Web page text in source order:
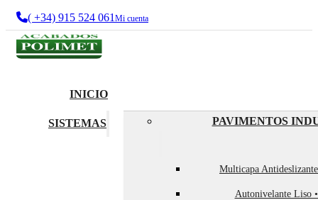
( +34) 915 524 061 Mi cuenta
INICIO
SISTEMAS PAVIMENTOS
Multicapa
Autonivelante Liso